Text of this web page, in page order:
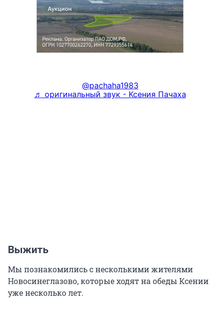
@pachaha1983
♬ оригинальный звук - Ксения Пачаха
Выжить
Мы познакомились с несколькими жителями
Новосинеглазово, которые ходят на обеды Ксении
уже несколько лет.